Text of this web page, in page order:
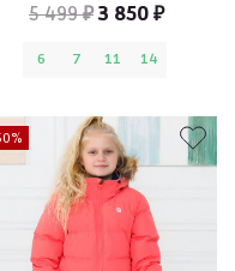
5 499 ₽3 850 ₽
6 7 11 14